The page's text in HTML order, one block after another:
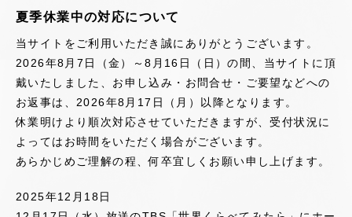
夏季休業中の対応について
当サイトをご利用いただき誠にありがとうございます。
2026年8月7日（金）～8月16日（日）の間、当サイトに頂
戴いたしました、お申し込み・お問合せ・ご要望などへの
お返事は、2026年8月17日（月）以降となります。
休業明けより順次対応させていただきますが、受付状況に
よってはお時間をいただく場合がございます。
あらかじめご理解の程、何卒宜しくお願い申し上げます。
2025年12月18日